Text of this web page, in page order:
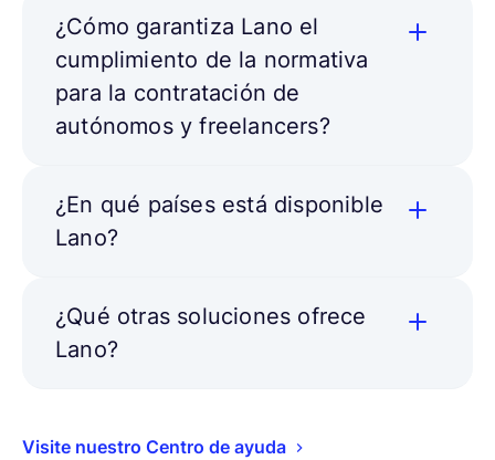
¿Cómo garantiza Lano el
cumplimiento de la normativa
para la contratación de
autónomos y freelancers?
¿En qué países está disponible
Lano?
¿Qué otras soluciones ofrece
Lano?
Visite nuestro Centro de ayuda